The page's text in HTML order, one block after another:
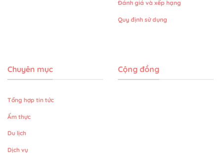
Đánh giá và xếp hạng
Quy định sử dụng
Chuyên mục
Tổng hợp tin tức
Ẩm thực
Du lịch
Dịch vụ
Cộng đồng